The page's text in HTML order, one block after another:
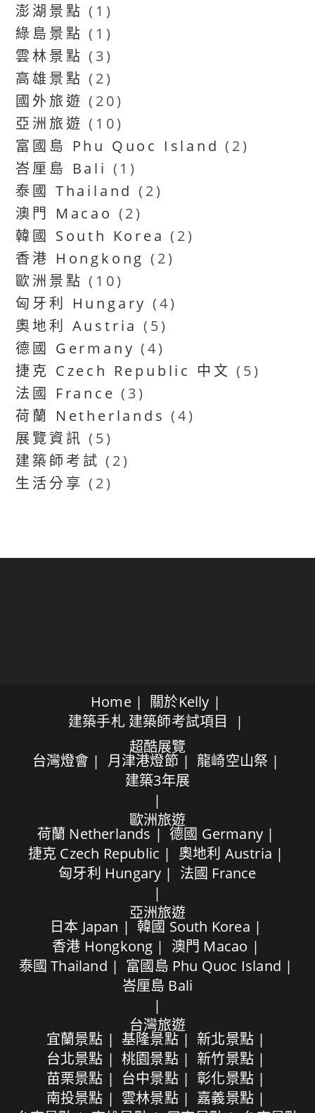
澎湖景點 (1)
綠島景點 (1)
雲林景點 (3)
高雄景點 (2)
國外旅遊 (20)
亞洲旅遊 (10)
富國島 Phu Quoc Island (2)
峇厘島 Bali (1)
泰國 Thailand (2)
澳門 Macao (2)
韓國 South Korea (2)
香港 Hongkong (2)
歐洲景點 (10)
匈牙利 Hungary (4)
奧地利 Austria (5)
德國 Germany (4)
捷克 Czech Republic 中文 (5)
法國 France (3)
荷蘭 Netherlands (4)
展覽資訊 (5)
建築師考試 (2)
生活分享 (2)
Home
關於Kelly
建築手札 建築師考試項目
超酷展覽
台灣燈會 月津港燈節
龍崎空山祭
建築3年展
歐洲旅遊
荷蘭 Netherlands
德國 Germany
捷克 Czech Republic
奧地利 Austria
匈牙利 Hungary
法國 France
亞洲旅遊
日本 Japan
韓國 South Korea
香港 Hongkong
澳門 Macao
泰國 Thailand
富國島 Phu Quoc Island
峇厘島 Bali
台灣旅遊
宜蘭景點 基隆景點
新北景點
台北景點
桃園景點
新竹景點
苗栗景點
台中景點
彰化景點
南投景點
雲林景點
嘉義景點